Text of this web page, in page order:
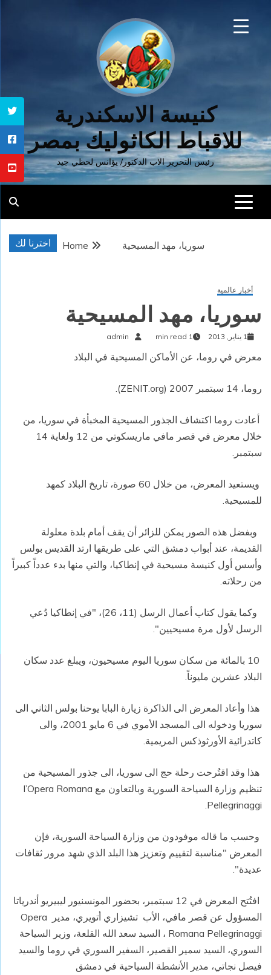
كنيسة الاسكندرية
للاقباط الكاثوليك بمصر
رئيس التحرير الاب الدكتور/ يؤانس لحظي جيد
اخترنا لك Home سوريا، مهد المسيحية
أخبار عالمية
سوريا، مهد المسيحية
1 يناير, 2013 1 min read
admin
معرض في روما، عن الأماكن المسيحية في البلاد
روما، 14 سبتمبر 2007 (ZENIT.org).
أعادت روما اكتشاف الجذور المسيحية المخبأة في سوريا، من
خلال معرض في قصر مافي ماريسكوتي من 12 ولغاية 14
سبتمبر.
ويستعيد المعرض، من خلال 60 صورة، تاريخ البلاد كمهد
للمسيحية.
وبفضل هذه الصور يمكن للزائر أن يقف أمام بلدة معلولة
القديمة، عند أبواب دمشق التي على طريقها ارتد القديس بولس
وأسس أول كنيسة مسيحية في إنطاكيا، والتي منها بدء عدداً كبيراً
من رحلاته.
وكما يقول كتاب أعمال الرسل (11، 26)، "في إنطاكيا دُعي
الرسل لأول مرة مسيحيين".
10 بالمائة من سكان سوريا اليوم مسيحيون، ويبلغ عدد سكان
البلاد عشرين مليوناً.
هذا وأعاد المعرض الى الذاكرة زيارة البابا يوحنا بولس الثاني الى
سوريا ودخوله الى المسجد الأموي في 6 مايو 2001، والى
كاتدرائية الأورثوذكس المريمية.
هذا وقد اقتُرحت رحلة حج الى سوريا، الى جذور المسيحية من
تنظيم وزارة السياحة السورية وبالتعاون مع l’Opera Romana
Pellegrinaggi.
وحسب ما قاله موفودون من وزارة السياحة السورية، فإن
المعرض "مناسبة لتقييم وتعزيز هذا البلد الذي شهد مرور ثقافات
عديدة".
افتُتح المعرض في 12 سبتمبر، بحضور المونسنيور ليبيريو أندرياتا
المسؤول عن قصر مافي، الأب تشيزاري أتويري، مدير Opera
Romana Pellegrinaggi ، السيد سعد الله القلعة، وزير السياحة
السوري، السيد سمير القصير، السفير السوري في روما والسيد
فيصل نجاتي، مدير الأنشطة السياحية في دمشق